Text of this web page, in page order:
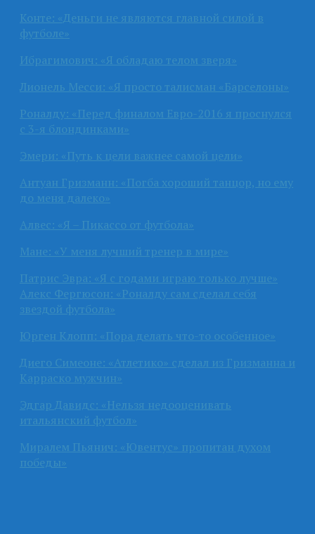
Конте: «Деньги не являются главной силой в
футболе»
Ибрагимович: «Я обладаю телом зверя»
Лионель Месси: «Я просто талисман «Барселоны»
Роналду: «Перед финалом Евро-2016 я проснулся
с 3-я блондинками»
Эмери: «Путь к цели важнее самой цели»
Антуан Гризманн: «Погба хороший танцор, но ему
до меня далеко»
Алвес: «Я – Пикассо от футбола»
Мане: «У меня лучший тренер в мире»
Патрис Эвра: «Я с годами играю только лучше»
Алекс Фергюсон: «Роналду сам сделал себя
звездой футбола»
Юрген Клопп: «Пора делать что-то особенное»
Диего Симеоне: «Атлетико» сделал из Гризманна и
Карраско мужчин»
Эдгар Давидс: «Нельзя недооценивать
итальянский футбол»
Миралем Пьянич: «Ювентус» пропитан духом
победы»